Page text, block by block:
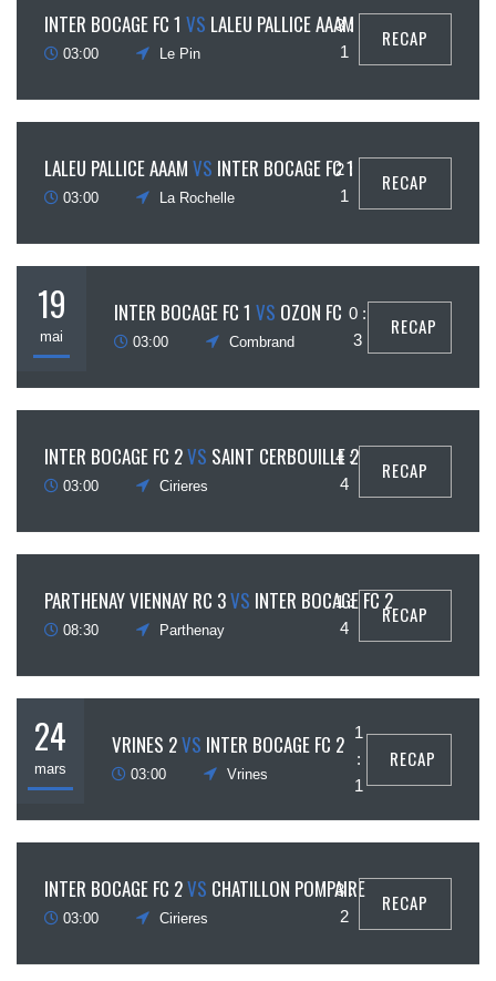
INTER BOCAGE FC 1 VS LALEU PALLICE AAAM
03:00 Le Pin
3 :
1
RECAP
LALEU PALLICE AAAM VS INTER BOCAGE FC 1
03:00 La Rochelle
2 :
1
RECAP
19
mai
INTER BOCAGE FC 1 VS OZON FC
03:00 Combrand
0 :
3
RECAP
INTER BOCAGE FC 2VS SAINT CERBOUILLE 2
03:00 Cirieres
4 :
4
RECAP
PARTHENAY VIENNAY RC 3VS INTER BOCAGE FC 2
08:30 Parthenay
1 :
4
RECAP
24
mars
VRINES 2VS INTER BOCAGE FC 2
03:00 Vrines
1
:
1
RECAP
INTER BOCAGE FC 2VS CHATILLON POMPAIRE
03:00 Cirieres
3 :
2
RECAP